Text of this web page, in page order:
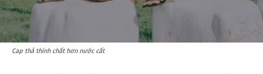
Cap thả thính chất hơn nước cất